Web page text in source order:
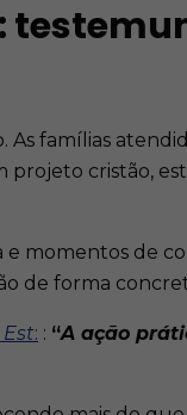
famílias
cristão,
momentos de
de forma
: : “A ação